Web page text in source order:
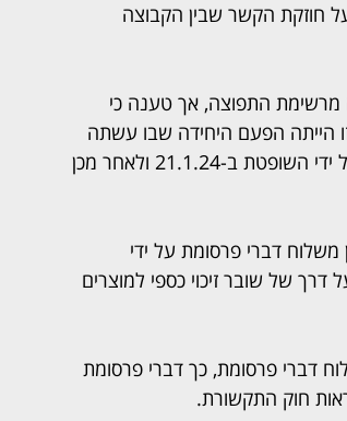
חוזקת הקשר שבין הקבוצה
מרשימת התפוצה, אך טענה כי
הייתה הפעם היחידה שבו עשתה
שימוש כלשהו במערכת לשליחת מסרונים. בקשת האישור התקבלה על ידי השופטת ב-21.1.24 ולאחר מכן
דברי פרסומת על ידי
1,000,000 שקל אשר יינתן על דרך של שובר זיכוי כספי למוצרים
דברי פרסומת, כך דברי פרסומת
חוק התקשורת.